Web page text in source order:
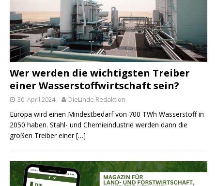
Wer werden die wichtigsten Treiber
einer Wasserstoffwirtschaft sein?
30. April 2024 DieLinde Redaktion
Europa wird einen Mindestbedarf von 700 TWh Wasserstoff in
2050 haben. Stahl- und Chemieindustrie werden dann die
großen Treiber einer[…]